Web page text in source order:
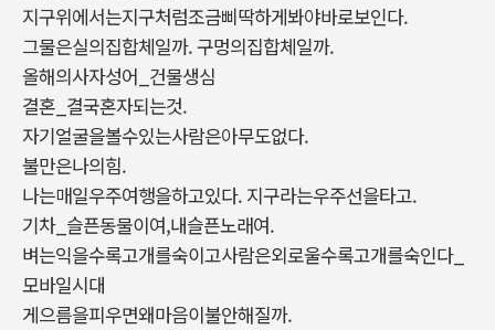
지구위에서는지구처럼조금삐딱하게봐야바로보인다.
그물은실의집합체일까. 구멍의집합체일까.
올해의사자성어_건물생심
결혼_결국혼자되는것.
자기얼굴을볼수있는사람은아무도없다.
불만은나의힘.
나는매일우주여행을하고있다. 지구라는우주선을타고.
기차_슬픈동물이여,내슬픈노래여.
벼는익을수록고개를숙이고사람은외로울수록고개를숙인다_
모바일시대
게으름을피우면왜마음이불안해질까.